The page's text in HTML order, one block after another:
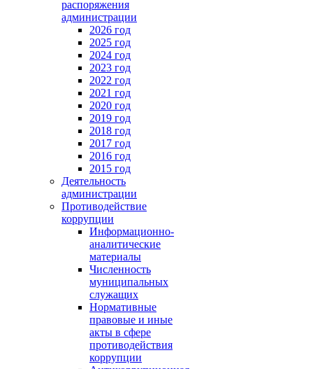
распоряжения
администрации
2026 год
2025 год
2024 год
2023 год
2022 год
2021 год
2020 год
2019 год
2018 год
2017 год
2016 год
2015 год
Деятельность
администрации
Противодействие
коррупции
Информационно-
аналитические
материалы
Численность
муниципальных
служащих
Нормативные
правовые и иные
акты в сфере
противодействия
коррупции